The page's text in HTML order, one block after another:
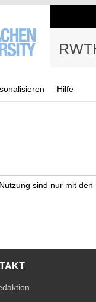
Hilfe
sind nur mit